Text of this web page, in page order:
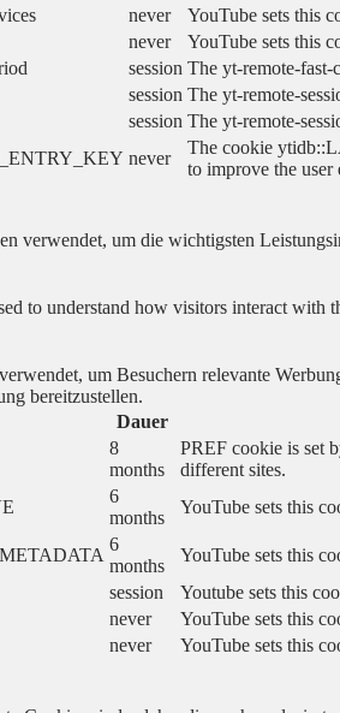
never
YouTube sets this
never
YouTube sets this
session The yt-remote-fast-
session The yt-remote-
session The yt-remote-
never
The cookie
to improve the user
verwendet, um die wichtigsten
to understand how visitors interact with
um Besuchern relevante
bereitzustellen.
Dauer
8
months
PREF cookie is set
different sites.
6
months
YouTube sets this
6
months
YouTube sets this
session
Youtube sets this
never
YouTube sets this
never
YouTube sets this